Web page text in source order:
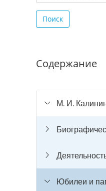
строку
для
Поиск
Содержание
М. И.
Юбилеи и